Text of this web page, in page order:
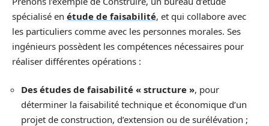
spécialisé en étude de faisabilité, et qui collabore avec
les particuliers comme avec les personnes morales. Ses
ingénieurs possèdent les compétences nécessaires pour
réaliser différentes opérations :
Des études de faisabilité « structure », pour
déterminer la faisabilité technique et économique d’un
projet de construction, d’extension ou de surélévation ;